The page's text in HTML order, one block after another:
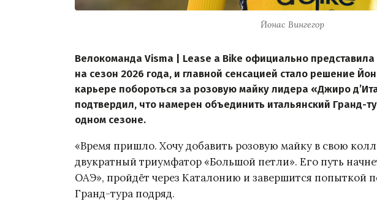
Йонас Вингегор
Велокоманда Visma | Lease a Bike официально
на сезон 2026 года, и главной сенсацией стало решение
карьере побороться за розовую майку лидера «Джиро
подтвердил, что намерен объединить итальянский Гранд-
одном сезоне.
«Время пришло. Хочу добавить розовую майку в свою
двукратный триумфатор «Большой петли». Его путь
ОАЭ», пройдёт через Каталонию и завершится попыткой
Гранд-тура подряд.